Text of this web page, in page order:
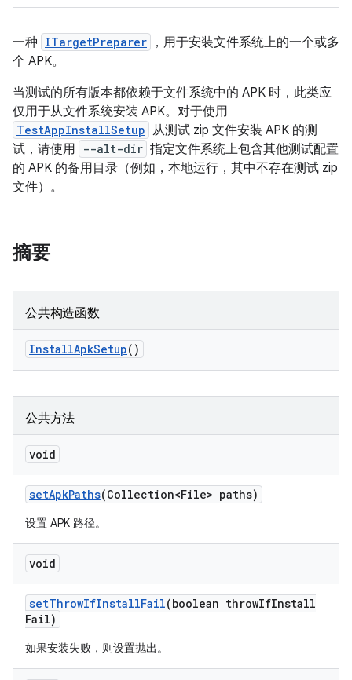
一种 ITargetPreparer
，用于安装文件系统上的一个或多
个 APK。
当测试的所有版本都依赖于文件系统中的 APK 时，此类应
仅用于从文件系统安装 APK。对于使用
TestAppInstallSetup 从测试 zip 文件安装 APK 的测
试，请使用
--alt-dir 指定文件系统上包含其他测试配置
的 APK 的备用目录（例如，本地运行，其中不存在测试 zip
文件）。
摘要
公共构造函数
InstallApkSetup()
公共方法
void
setApkPaths(Collection<File> paths)
设置 APK 路径。
void
setThrowIfInstallFail(boolean throwIfInstall
Fail)
如果安装失败，则设置抛出。